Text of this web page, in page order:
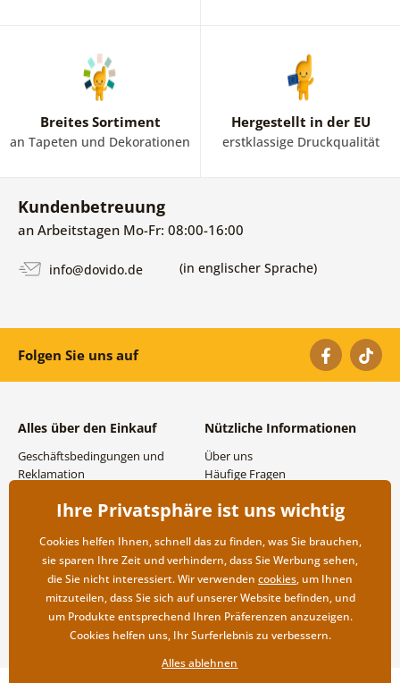
Breites Sortiment
an Tapeten und Dekorationen
Hergestellt in der EU
erstklassige Druckqualität
Kundenbetreuung
an Arbeitstagen Mo-Fr: 08:00-16:00
info@dovido.de (in englischer Sprache)
Folgen Sie uns auf
Alles über den Einkauf
Geschäftsbedingungen und
Reklamation
Versand- und
Rücksendung der Ware
Nützliche Informationen
Über uns
Häufige Fragen
Großhandel und
Ihre Privatsphäre ist uns wichtig
Cookies helfen Ihnen, schnell das zu finden, was Sie brauchen,
sie sparen Ihre Zeit und verhindern, dass Sie Werbung sehen,
die Sie nicht interessiert. Wir verwenden cookies, um Ihnen
mitzuteilen, dass Sie sich auf unserer Website befinden, und
um Produkte entsprechend Ihren Präferenzen anzuzeigen.
Cookies helfen uns, Ihr Surferlebnis zu verbessern.
Alles ablehnen